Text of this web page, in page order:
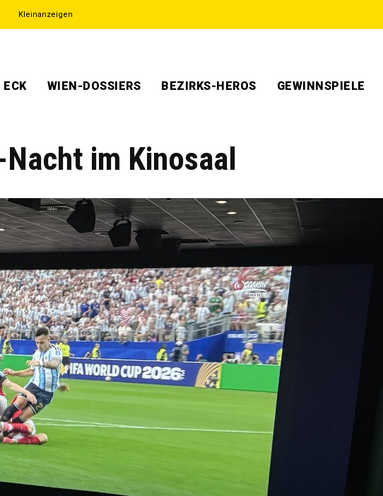
Kleinanzeigen
ECK WIEN-DOSSIERS BEZIRKS-HEROS GEWINNSPIELE
im Kinosaal